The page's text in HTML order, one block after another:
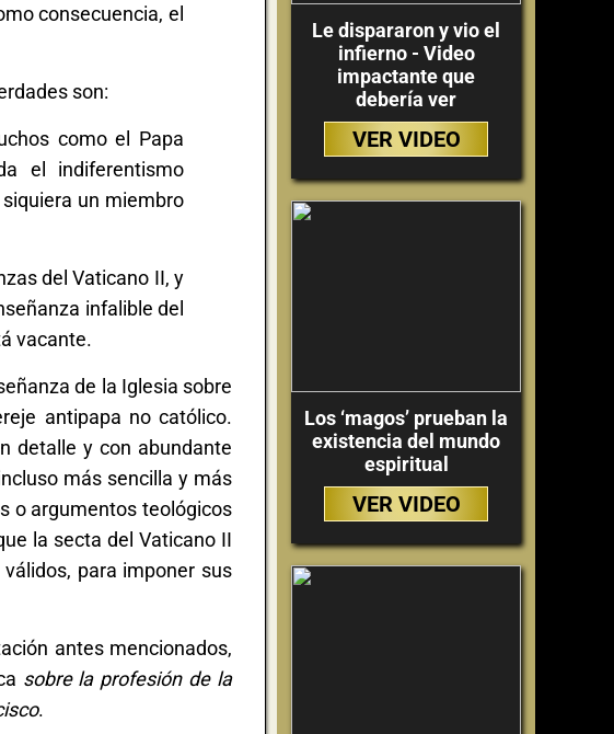
consecuencia, el
son:
como el Papa
el indiferentismo
un miembro
del Vaticano II, y
infalible del
vacante.
de la Iglesia sobre
antipapa no católico.
detalle y con abundante
más sencilla y más
o argumentos teológicos
la secta del Vaticano II
para imponer sus
antes mencionados,
sobre la profesión de la
.
Le dispararon y vio el
infierno - Video
impactante que
debería ver
VER VIDEO
Los ‘magos’ prueban la
existencia del mundo
espiritual
VER VIDEO